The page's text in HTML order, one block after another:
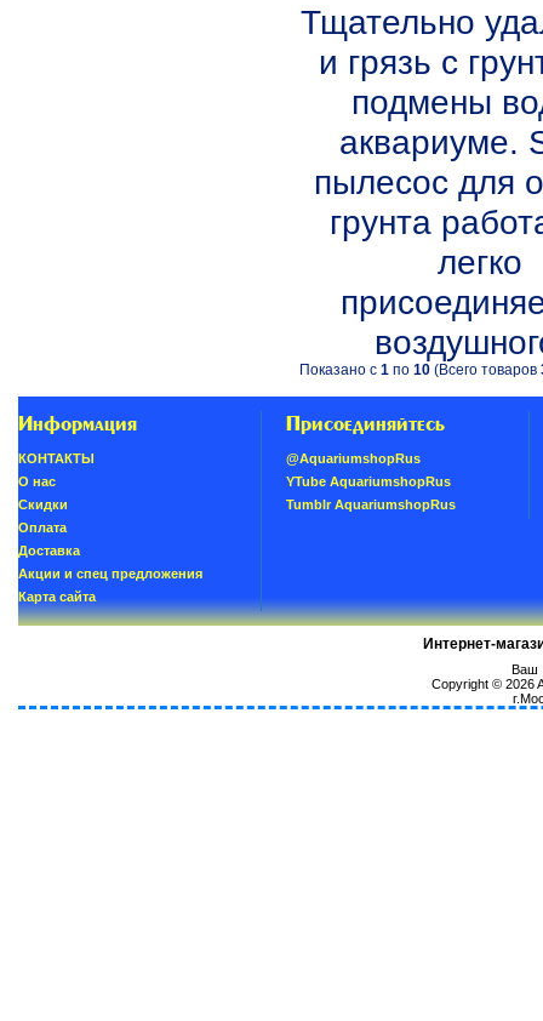
Тщательно
и грязь с
подмены
аквариуме.
пылесос для
грунта
легко
Показано с 1по 10(Всего товаров
Информация
КОНТАКТЫ
О нас
Скидки
Oплатa
Доставка
Акции и спец предложения
Карта сайта
Присоединяйтесь
@AquariumshopRus
YTube AquariumshopRus
Tumblr AquariumshopRus
Интернет-
Ваш
Copyright © 2026